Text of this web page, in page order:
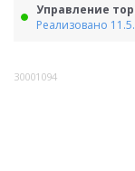
Управление
Реализовано
30001094